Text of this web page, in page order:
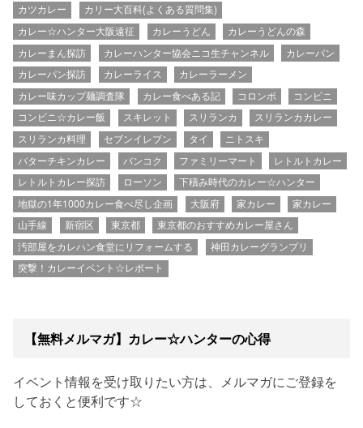
カツカレー
カリー大百科(よくある質問集)
カレー☆ハンター大阪遠征
カレーうどん
カレーうどんの森
カレーまん探訪
カレーハンター協会ニコ生チャンネル
カレーパン
カレーパン探訪
カレーライス
カレーラーメン
カレー味カップ麺調査隊
カレー食べある記 コロンボ
コンビニ
コンビニ☆カレー飯
スキレット スリランカ
スリランカカレー
スリランカ料理
セブンイレブン タイ
ニトスキ
バターチキンカレー
バンコク ファミリーマート
レトルトカレー
レトルトカレー探訪
ローソン
下積み時代のカレー☆ハンター
地獄の1年1000カレー食べ尽し企画
大阪府 家カレー
家カレー
山手線
新宿区 東京都
東京都のおすすめカレー屋さん
汚部屋をカレハン食堂にリフォームする
神田カレーグランプリ
突撃！カレーイベント☆レポート
【無料メルマガ】カレー☆ハンターの心得
イベント情報を受け取りたい方は、メルマガにご登録を
しておくと便利です☆